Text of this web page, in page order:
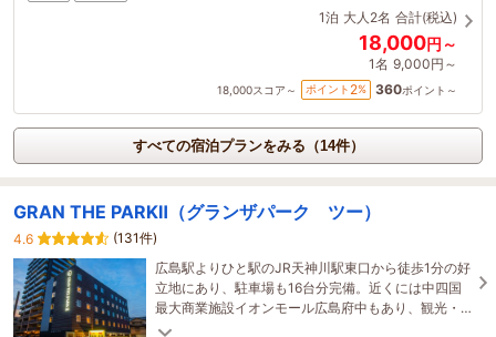
1泊 大人2名 合計(税込)
18,000円～
1名 9,000円～
18,000スコア～ ポイント 2% 360ポイント～
すべての宿泊プランをみる（14件）
GRAN THE PARKⅡ（グランザパーク ツー）
4.6
(131件)
広島駅よりひと駅のJR天神川駅東口から徒歩1分の好
立地にあり、駐車場も16台分完備。近くには中四国
最大商業施設イオンモール広島府中もあり、観光・
ビジネスの拠点として是非ご利用ください!